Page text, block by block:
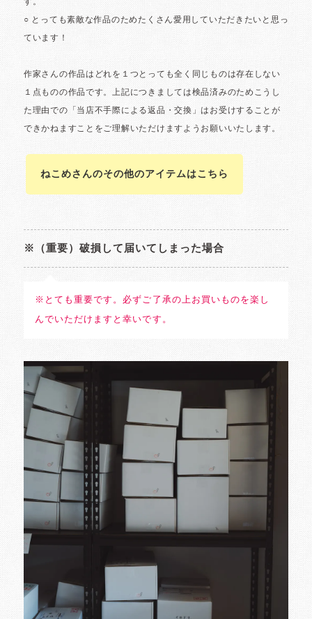
ねこめさんのその他のアイテムはこちら
※（重要）破損して届いてしまった場合
※とても重要です。必ずご了承の上お買いものを楽し
んでいただけますと幸いです。